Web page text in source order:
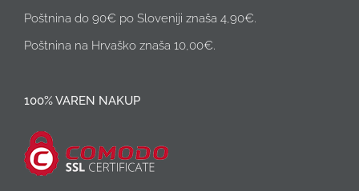
Poštnina do 90€ po Sloveniji znaša 4,90€.
Poštnina na Hrvaško znaša 10,00€.
100% VAREN NAKUP